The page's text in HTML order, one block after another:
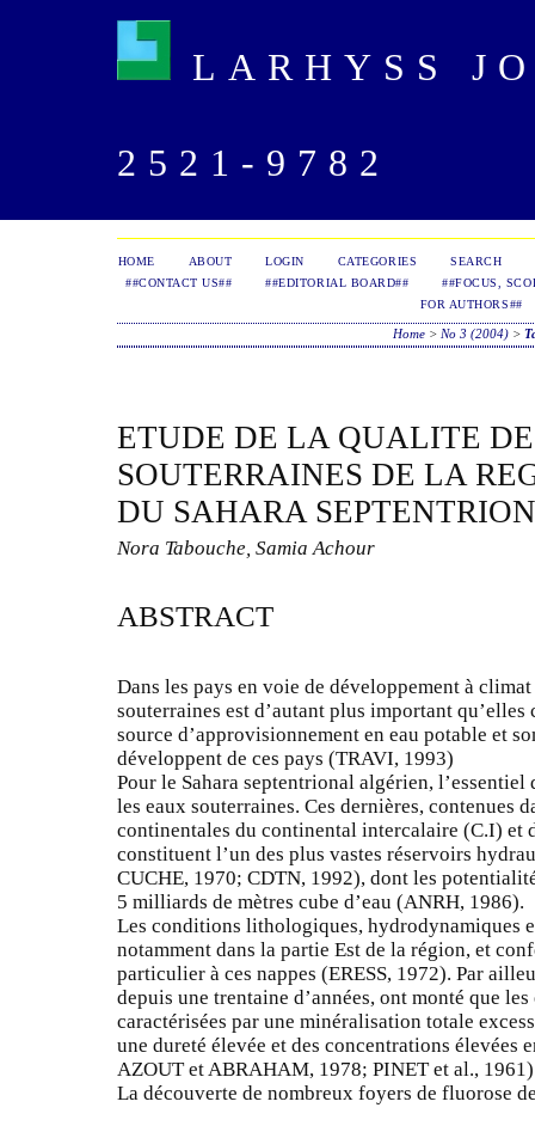
LARHYSS
2521-9782
HOME ABOUT LOGIN CATEGORIES
SEARCH
##CONTACT US##
##EDITORIAL BOARD##
##FOCUS,
FOR AUTHORS##
Home> No 3 (2004)>
ETUDE DE LA QUALITE
SOUTERRAINES DE LA
DU SAHARA
Nora Tabouche, Samia Achour
ABSTRACT
Dans les pays en voie de développement à
souterraines est d’autant plus important
source d’approvisionnement en eau potable et
développent de ces pays (TRAVI, 1993)
Pour le Sahara septentrional algérien, l’essentiel
les eaux souterraines. Ces dernières, contenues
continentales du continental intercalaire (C.I) et
constituent l’un des plus vastes réservoirs
CUCHE, 1970; CDTN, 1992), dont les
5 milliards de mètres cube d’eau (ANRH, 1986).
Les conditions lithologiques, hydrodynamiques
notamment dans la partie Est de la région, et
particulier à ces nappes (ERESS, 1972). Par
depuis une trentaine d’années, ont monté que
caractérisées par une minéralisation totale
une dureté élevée et des concentrations élevées
AZOUT et ABRAHAM, 1978; PINET et al.,
La découverte de nombreux foyers de fluorose